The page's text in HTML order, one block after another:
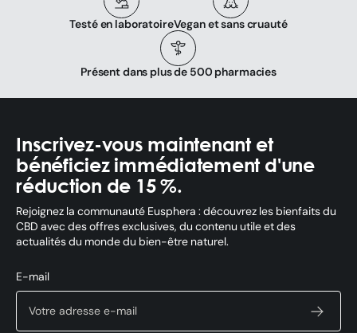
Testé en laboratoireVegan et sans cruauté
Présent dans plus de 500 pharmacies
Inscrivez-vous maintenant et
bénéficiez immédiatement d'une
réduction de 15 %.
Rejoignez la communauté Eusphera : découvrez les bienfaits du
CBD avec des offres exclusives, du contenu utile et des
actualités du monde du bien-être naturel.
E-mail